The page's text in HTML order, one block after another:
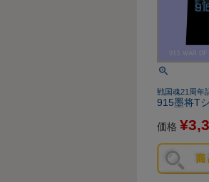
戦国魂21周年
915墨将T
価格 ¥